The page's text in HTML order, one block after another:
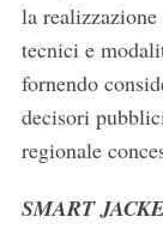
la
tecnici e
fornendo
decisori
regionale
SMART